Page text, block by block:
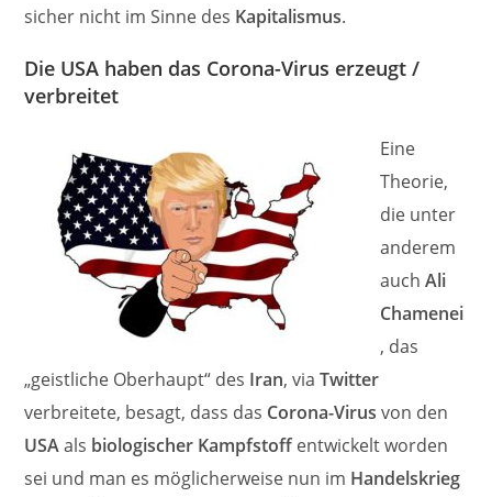
sicher nicht im Sinne des Kapitalismus.
Die USA haben das Corona-Virus erzeugt /
verbreitet
Eine
Theorie,
die unter
anderem
auchAli
Chamenei
, das
„geistliche Oberhaupt“ des Iran, viaTwitter
verbreitete, besagt, dass das Corona-Virus von den
USAals biologischer Kampfstoffentwickelt worden
sei und man es möglicherweise nun im Handelskrieg